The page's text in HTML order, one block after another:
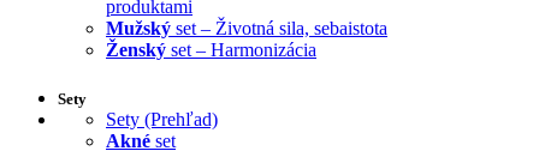
produktami
Mužský set – Životná sila, sebaistota
Ženský set – Harmonizácia
Sety
Sety (Prehľad)
Akné set